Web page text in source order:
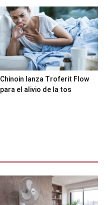
Chinoin lanza Troferit Flow
para el alivio de la tos